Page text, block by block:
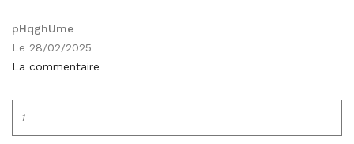
pHqghUme
Le 28/02/2025
La commentaire
1